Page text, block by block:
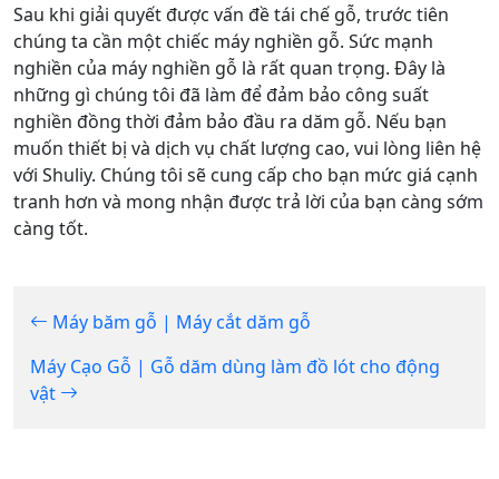
Sau khi giải quyết được vấn đề tái chế gỗ, trước tiên
chúng ta cần một chiếc máy nghiền gỗ. Sức mạnh
nghiền của máy nghiền gỗ là rất quan trọng. Đây là
những gì chúng tôi đã làm để đảm bảo công suất
nghiền đồng thời đảm bảo đầu ra dăm gỗ. Nếu bạn
muốn thiết bị và dịch vụ chất lượng cao, vui lòng liên hệ
với Shuliy. Chúng tôi sẽ cung cấp cho bạn mức giá cạnh
tranh hơn và mong nhận được trả lời của bạn càng sớm
càng tốt.
Máy băm gỗ | Máy cắt dăm gỗ
Máy Cạo Gỗ | Gỗ dăm dùng làm đồ lót cho động
vật